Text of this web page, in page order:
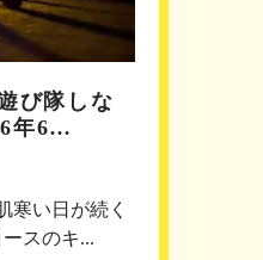
び隊しな
年6…
い日が続く
スのキ...